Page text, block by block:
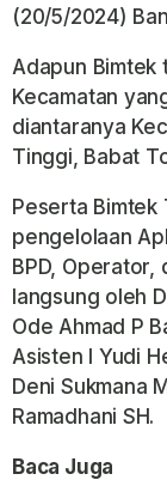
(20/5/2024)
Adapun
Kecamatan
diantaranya
Tinggi, Babat
Peserta Bimtek
pengelolaan
BPD, Operator,
langsung oleh
Ode Ahmad P
Asisten I Yudi
Deni Sukmana
Ramadhani SH.
Baca Juga